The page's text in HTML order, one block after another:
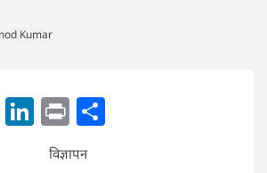
Kumar
Twitter
LinkedIn
Print
विज्ञापन